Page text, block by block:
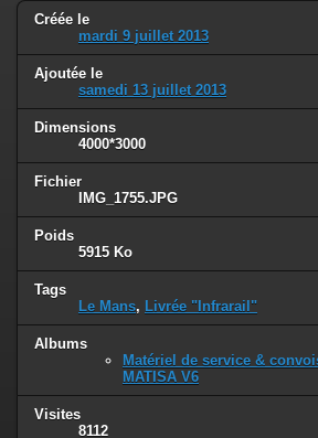
Créée le
mardi 9 juillet 2013
Ajoutée le
samedi 13 juillet 2013
Dimensions
4000*3000
Fichier
IMG_1755.JPG
Poids
5915 Ko
Tags
Le Mans, Livrée "Infrarail"
Albums
Matériel de service &
MATISA V6
Visites
8112